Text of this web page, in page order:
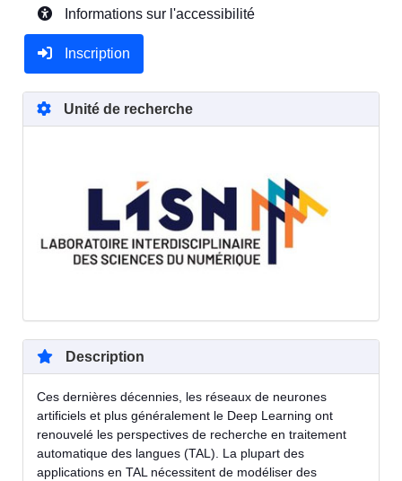
Informations sur l'accessibilité
Inscription
Unité de recherche
Description
Ces dernières décennies, les réseaux de neurones
artificiels et plus généralement le Deep Learning ont
renouvelé les perspectives de recherche en traitement
automatique des langues (TAL). La plupart des
applications en TAL nécessitent de modéliser des